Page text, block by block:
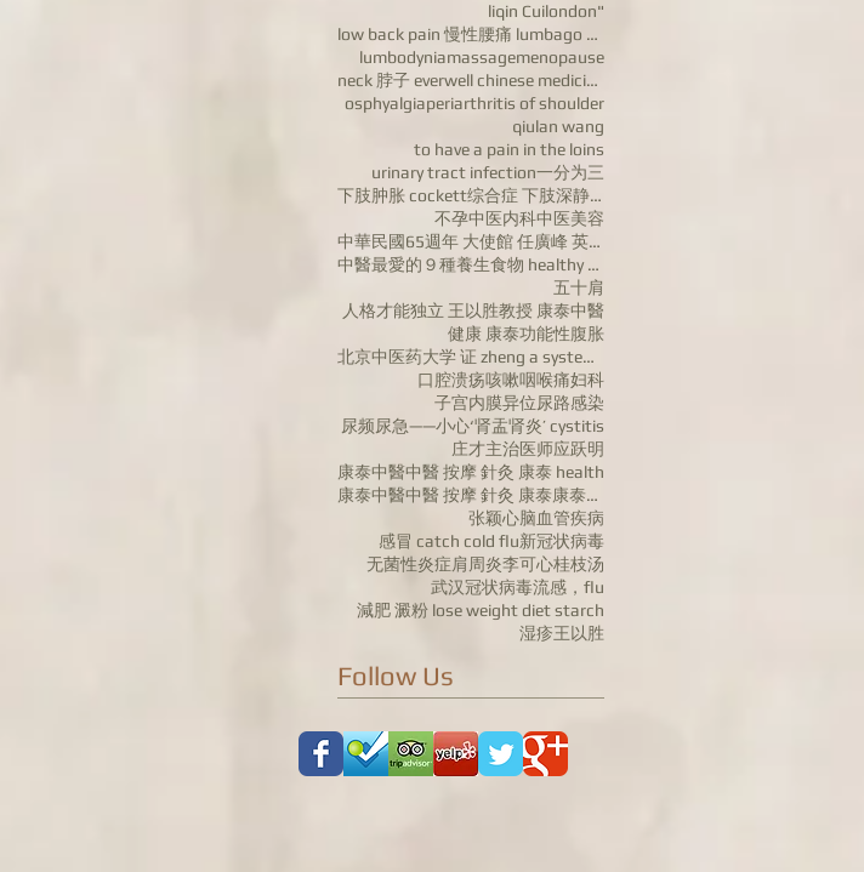
liqin Cuilondon"
low back pain 慢性腰痛 lumbago chronic low back pain
lumbodyniamassagemenopause
neck 脖子 everwell chinese medicine 汪宝忠
osphyalgiaperiarthritis of shoulder
qiulan wang
to have a pain in the loins
urinary tract infection一分为三
下肢肿胀 cockett综合症 下肢深静脉血栓 varicose veins of lower ex
不孕中医内科中医美容
中華民國65週年 大使館 任廣峰 英国康泰中医药公司董事长任广峰 英国华人
中醫最愛的９種養生食物 healthy food
五十肩
人格才能独立 王以胜教授 康泰中醫
健康 康泰功能性腹胀
北京中医药大学 证 zheng a systems biologyapproach to diagn
口腔溃疡咳嗽咽喉痛妇科
子宫内膜异位尿路感染
尿频尿急——小心‘肾盂肾炎’ cystitis
庄才主治医师应跃明
康泰中醫中醫 按摩 針灸 康泰 health
康泰中醫中醫 按摩 針灸 康泰康泰中药行 陈红
张颖心脑血管疾病
感冒 catch cold flu新冠状病毒
无菌性炎症肩周炎李可心桂枝汤
武汉冠状病毒流感，flu
減肥 澱粉 lose weight diet starch
湿疹王以胜
Follow Us